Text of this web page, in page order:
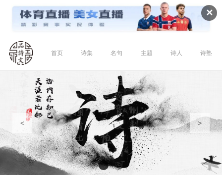
✕
首页 诗集 名句 主题 诗人 诗塾
< >